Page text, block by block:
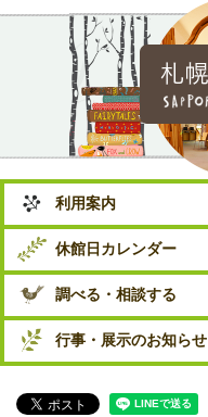
利用案内
休館日カレンダー
調べる・相談する
行事・展示のお知らせ